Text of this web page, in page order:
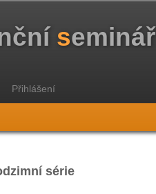
seminář
Přihlášení
série